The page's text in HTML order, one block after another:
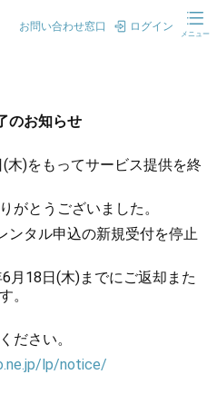
お問い合わせ窓口 ログイン
メニュー
のお知らせ
木)をもってサービス提供を終
がとうございました。
ンタル申込の新規受付を停止
月18日(木)までにご返却また
。
ださい。
lp/notice/